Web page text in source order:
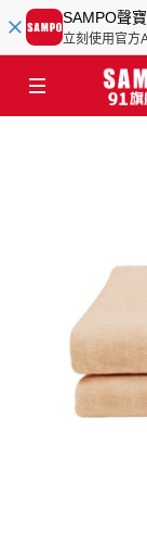
SAMPO聲
立刻使用官方